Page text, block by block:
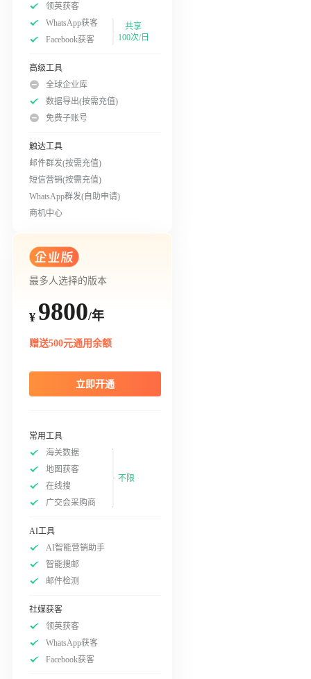
领英获客
WhatsApp获客
Facebook获客
共享
100次/日
高级工具
全球企业库
数据导出(按需充值)
免费子账号
触达工具
邮件群发(按需充值)
短信营销(按需充值)
WhatsApp群发(自助申请)
商机中心
最多人选择的版本
¥ 9800/年
赠送500元通用余额
立即开通
常用工具
海关数据
地图获客
在线搜
广交会采购商
不限
AI工具
AI智能营销助手
智能搜邮
邮件检测
社媒获客
领英获客
WhatsApp获客
Facebook获客